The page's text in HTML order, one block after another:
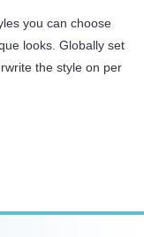
you can choose
looks. Globally set
the style on per